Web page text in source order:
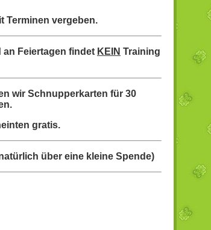
Terminen vergeben.
an Feiertagen findet KEIN Training
wir Schnupperkarten für 30
gratis.
über eine kleine Spende)